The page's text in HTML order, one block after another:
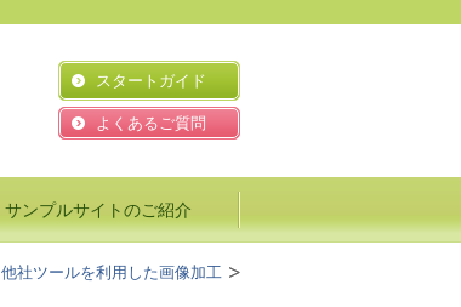
スタートガイド
よくあるご質問
サンプルサイトのご紹介
他社ツールを利用した画像加工